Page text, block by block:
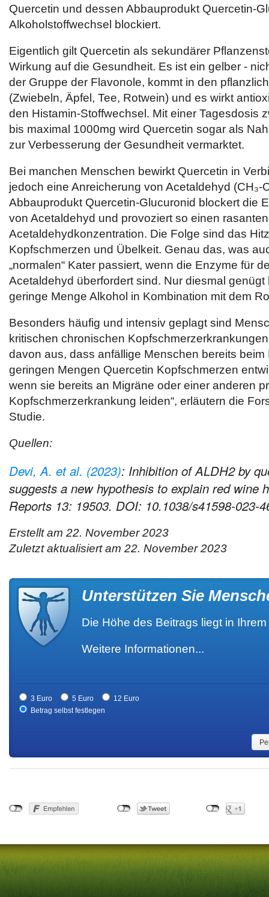
Quercetin und dessen Abbauprodukt Quercetin-
Alkoholstoffwechsel blockiert.
Eigentlich gilt Quercetin als sekundärer
Wirkung auf die Gesundheit. Es ist ein gelber -
der Gruppe der Flavonole, kommt in den
(Zwiebeln, Äpfel, Tee, Rotwein) und es wirkt
den Histamin-Stoffwechsel. Mit einer Tagesdosis
bis maximal 1000mg wird Quercetin sogar als
zur Verbesserung der Gesundheit vermarktet.
Bei manchen Menschen bewirkt Quercetin in
jedoch eine Anreicherung von Acetaldehyd (CH₃-
Abbauprodukt Quercetin-Glucuronid blockert die
von Acetaldehyd und provoziert so einen
Acetaldehydkonzentration. Die Folge sind das
Kopfschmerzen und Übelkeit. Genau das, was
„normalen“ Kater passiert, wenn die Enzyme für
Acetaldehyd überfordert sind. Nur diesmal genügt
geringe Menge Alkohol in Kombination mit dem
Besonders häufig und intensiv geplagt sind
kritischen chronischen
davon aus, dass anfällige Menschen bereits beim
geringen Mengen Quercetin Kopfschmerzen
wenn sie bereits an Migräne oder einer anderen
Kopfschmerzerkrankung leiden“, erläutern die
Studie.
Quellen:
Devi, A. et al. (2023): Inhibition of ALDH2 by
suggests a new hypothesis to explain red wine
Reports 13: 19503. DOI: 10.1038/s41598-023-
Erstellt am 22. November 2023
Zuletzt aktualisiert am 22. November 2023
Unterstützen Sie
Die Höhe des Beitrags liegt in
Weitere Informationen...
3 Euro 5 Euro
12 Euro
Betrag selbst festlegen